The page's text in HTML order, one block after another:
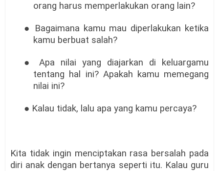
orang harus memperlakukan orang lain?
● Bagaimana kamu mau diperlakukan ketika
kamu berbuat salah?
● Apa nilai yang diajarkan di keluargamu
tentang hal ini? Apakah kamu memegang
nilai ini?
● Kalau tidak, lalu apa yang kamu percaya?
Kita tidak ingin menciptakan rasa bersalah pada
diri anak dengan bertanya seperti itu. Kalau guru